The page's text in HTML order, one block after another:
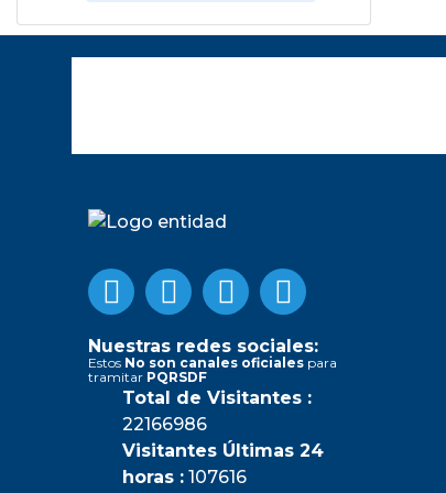
Nuestras redes sociales:
Estos No son canales oficiales para
tramitar PQRSDF
Total de Visitantes :
22166986
Visitantes Últimas 24
horas : 107616